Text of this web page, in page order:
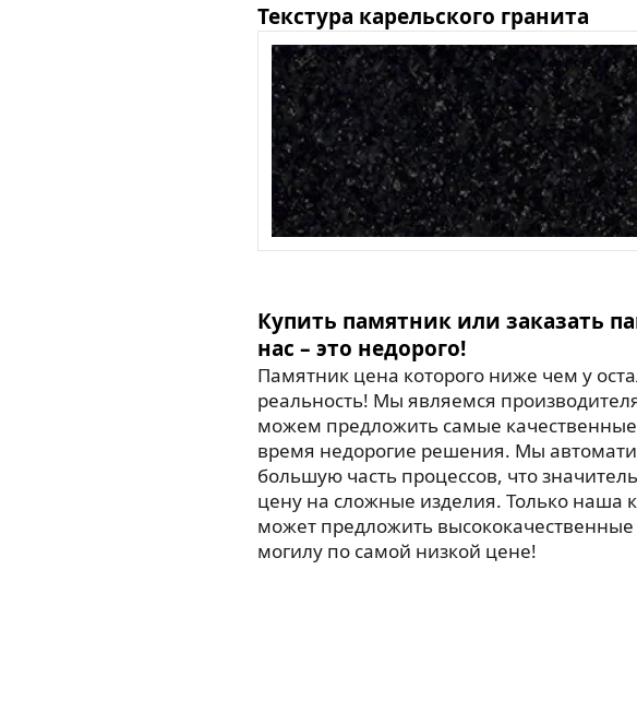
Текстура карельского гранита
Купить памятник или заказать
нас – это недорого!
Памятник цена которого ниже чем у
реальность! Мы являемся
можем предложить самые
время недорогие решения. Мы
большую часть процессов, что
цену на сложные изделия. Только наша
может предложить
могилу по самой низкой цене!